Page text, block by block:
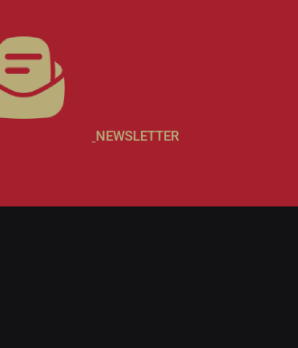
NEWSLETTER